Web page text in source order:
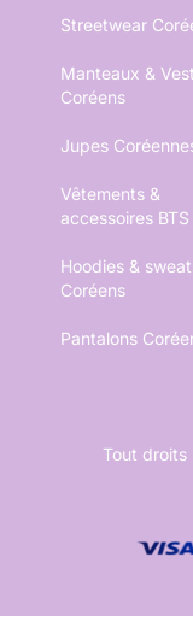
Streetwear
Manteaux &
Coréens
Jupes
Vêtements &
accessoires BTS
Hoodies &
Coréens
Pantalons
Tout droits